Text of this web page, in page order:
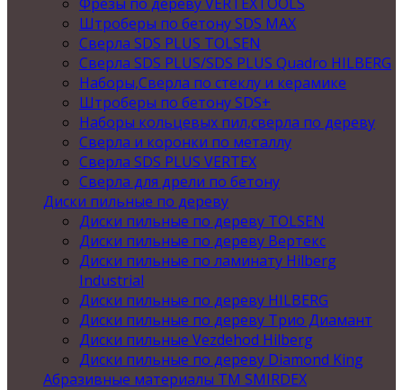
Штроберы по бетону SDS MAX
Сверла SDS PLUS TOLSEN
Сверла SDS PLUS/SDS PLUS Quadro HILBERG
Наборы,Сверла по стеклу и керамике
Штроберы по бетону SDS+
Наборы кольцевых пил,сверла по дереву
Сверла и коронки по металлу
Сверла SDS PLUS VERTEX
Сверла для дрели по бетону
Диски пильные по дереву
Диски пильные по дереву TOLSEN
Диски пильные по дереву Вертекс
Диски пильные по ламинату Hilberg
Industrial
Диски пильные по дереву HILBERG
Диски пильные по дереву Трио Диамант
Диски пильные Vezdehod Hilberg
Диски пильные по дереву Diamond King
Абразивные материалы ТМ SMIRDEX